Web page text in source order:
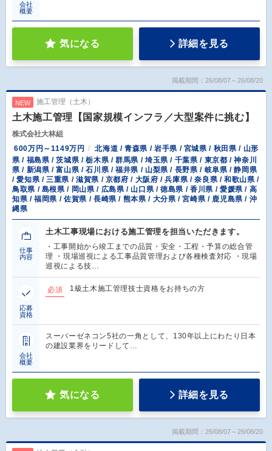
会社
概要
気になる 詳細を見る
掲載期間：26/08/07～26/08/20
NEW 施工管理（土木）
土木施工管理【国家規模インフラ／大型案件に挑む】
株式会社大林組
600万円～1149万円
北海道 / 青森県 / 岩手県 / 宮城県 / 秋田県 / 山形
県 / 福島県 / 茨城県 / 栃木県 / 群馬県 / 埼玉県 / 千葉県 / 東京都 / 神奈川
県 / 新潟県 / 富山県 / 石川県 / 福井県 / 山梨県 / 長野県 / 岐阜県 / 静岡県
/ 愛知県 / 三重県 / 滋賀県 / 京都府 / 大阪府 / 兵庫県 / 奈良県 / 和歌山県 /
鳥取県 / 島根県 / 岡山県 / 広島県 / 山口県 / 徳島県 / 香川県 / 愛媛県 / 高
知県 / 福岡県 / 佐賀県 / 長崎県 / 熊本県 / 大分県 / 宮崎県 / 鹿児島県 / 沖
縄県
仕事
内容
土木工事現場における施工管理を担当いただきます。
・工事開始から竣工までの品質・安全・工程・予算の総合管
理 ・現場巡視による工事品質管理および各種検査対応 ・現場
巡視による技…
応募
資格
必須 1級土木施工管理技士資格をお持ちの方
会社
概要
スーパーゼネコン5社の一角として、130年以上にわたり日本
の建設業界をリードして…
気になる 詳細を見る
掲載期間：26/08/07～26/08/20